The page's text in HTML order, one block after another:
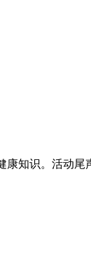
知识。活动